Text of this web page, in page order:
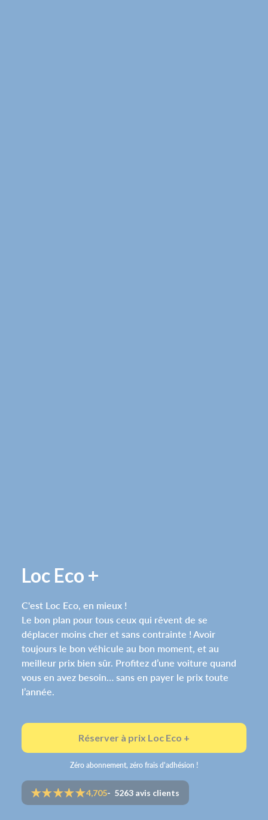
Loc Eco +
C'est Loc Eco, en mieux !
Le bon plan pour tous ceux qui rêvent de se
déplacer moins cher et sans contrainte ! Avoir
toujours le bon véhicule au bon moment, et au
meilleur prix bien sûr. Profitez d’une voiture quand
vous en avez besoin… sans en payer le prix toute
l’année.
Réserver à prix Loc Eco +
Zéro abonnement, zéro frais d'adhésion !
4,705- 5263 avis clients